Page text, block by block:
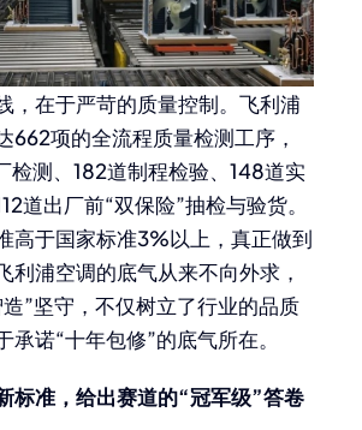
，在于严苛的质量控制。飞利浦
662项的全流程质量检测工序，
检测、182道制程检验、148道实
道出厂前“双保险”抽检与验货。
高于国家标准3%以上，真正做到
利浦空调的底气从来不向外求，
”坚守，不仅树立了行业的品质
承诺“十年包修”的底气所在。
标准，给出赛道的“冠军级”答卷